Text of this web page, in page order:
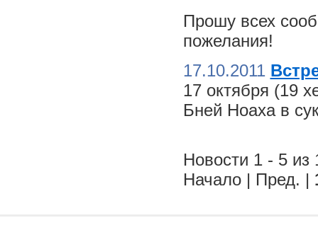
Прошу всех
пожелания!
17.10.2011
17 октября (19
Бней Ноаха в
Новости 1 - 5 из
Начало | Пред. |